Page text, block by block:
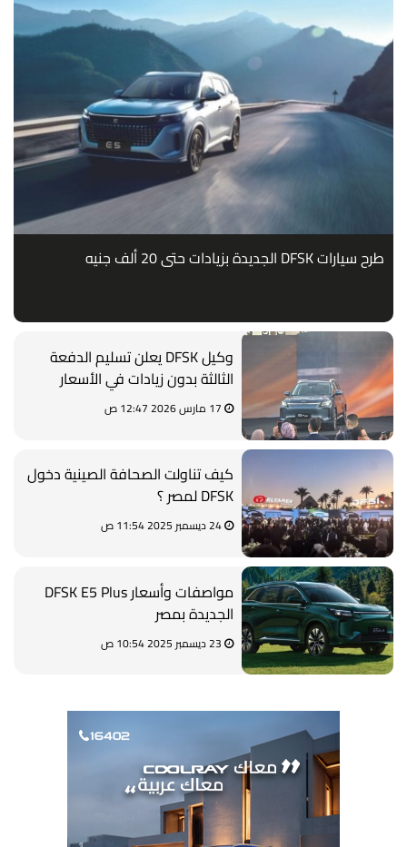
طرح سيارات DFSK الجديدة بزيادات حتى 20 ألف جنيه
وكيل DFSK يعلن تسليم الدفعة
الثالثة بدون زيادات في الأسعار
كيف تناولت الصحافة الصينية دخول
DFSK لمصر ؟
24 ديسمبر 2025 11:54 ص
مواصفات وأسعار DFSK E5 Plus
الجديدة بمصر